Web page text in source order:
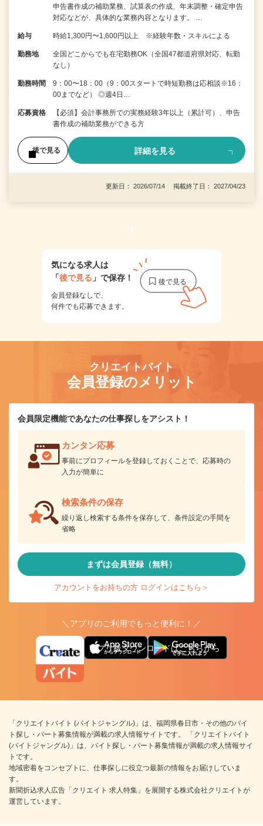
申告書作成の補助業務、試算表の作成、年末調整・確定申告
対応などが、具体的な業務内容となります。 …
給与 時給1,300円〜1,600円以上 ※経験年数・スキルによる
勤務地
全国どこからでも在宅勤務OK（全国47都道府県対応、転勤
なし）
勤務時間
9：00〜18：00（9：00スタートで時短勤務は応相談※16：
00までなど） ◎週4日…
応募資格
【必須】会計事務所での実務経験3年以上（累計可）、申告
書作成の補助業務ができる方
後で見る 詳細を見る
更新日： 2026/07/14 掲載終了日： 2027/04/23
1
気になる求人は
「後で見る 」で保存！
会員登録なしで、
何件でも応募できます。
クリエイトバイト
会員登録のメリット
会員限定機能であなたの仕事探しをアシスト！
カンタン応募
事前にプロフィールを登録しておくことで、応募時の
入力が簡単に
検索条件の保存
繰り返し検索する条件を保存して、条件設定の手間を
省略
まずは会員登録（無料）
アカウントをお持ちの方 ログインはこちら＞
＼アプリのご利用でもっと便利に！／
アプリ版ダウンロードはこちらから
「クリエイトバイト (バイトジャングル)」は、福岡県春日市・その他のバイ
ト探し・パート募集情報が満載の求人情報サイトです。 「クリエイトバイト
(バイトジャングル)」は、バイト探し・パート募集情報が満載の求人情報サイ
トです。
地域密着をコンセプトに、仕事探しに役立つ最新の情報をお届けしていま
す。
新聞折込求人広告「クリエイト 求人特集」を展開する株式会社クリエイトが
運営しています。